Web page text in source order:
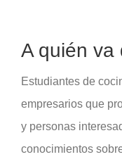
A quién va
Estudiantes de
empresarios que
y personas
conocimientos